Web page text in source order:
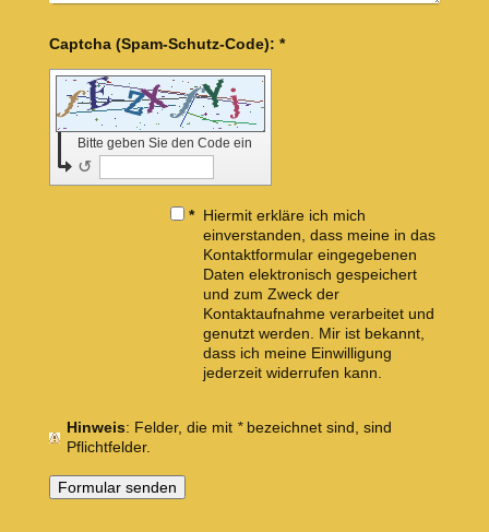
Captcha (Spam-Schutz-Code): *
Bitte geben Sie den Code ein
↺
* Hiermit erkläre ich mich
einverstanden, dass meine in das
Kontaktformular eingegebenen
Daten elektronisch gespeichert
und zum Zweck der
Kontaktaufnahme verarbeitet und
genutzt werden. Mir ist bekannt,
dass ich meine Einwilligung
jederzeit widerrufen kann.
Hinweis : Felder, die mit *bezeichnet sind, sind
Pflichtfelder.